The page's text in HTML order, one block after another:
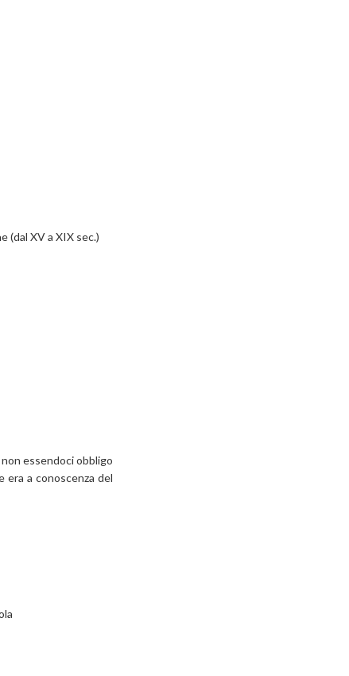
(dal XV a XIX sec.)
essendoci obbligo
a conoscenza del